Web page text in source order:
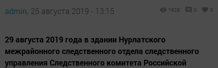
admin, 25 августа 2019 - 13:15 1628 0 0
29 августа 2019 года в здании Нурлатского
межрайонного следственного отдела следственного
управления Следственного комитета Российской